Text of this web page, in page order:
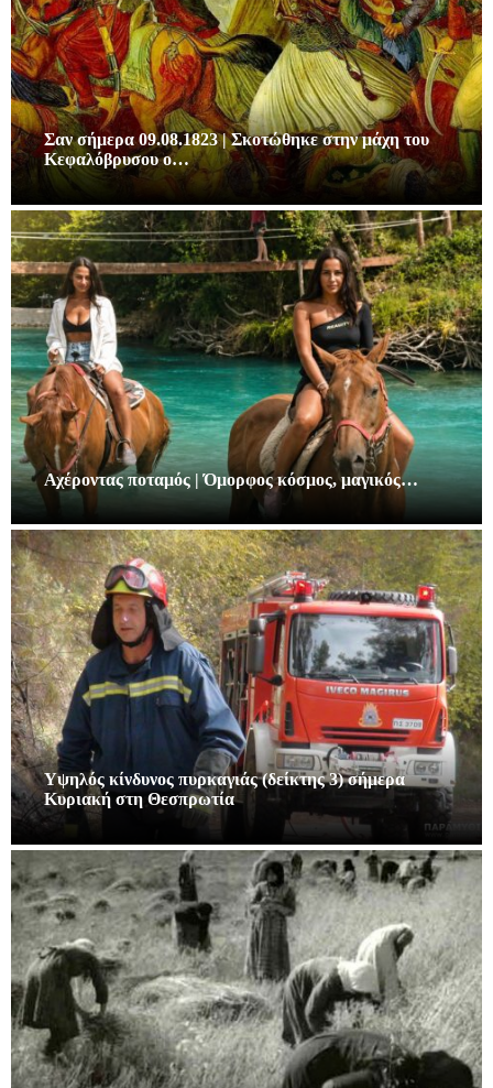
Σαν σήμερα 09.08.1823 | Σκοτώθηκε στην μάχη του
Κεφαλόβρυσου ο…
Αχέροντας ποταμός | Όμορφος κόσμος, μαγικός…
Υψηλός κίνδυνος πυρκαγιάς (δείκτης 3) σήμερα
Κυριακή στη Θεσπρωτία